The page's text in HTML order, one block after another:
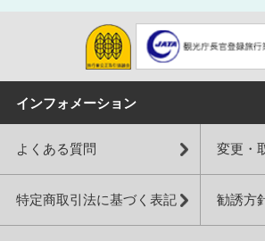
インフォメーション
よくある質問 変更・
特定商取引法に基づく表記 勧誘方